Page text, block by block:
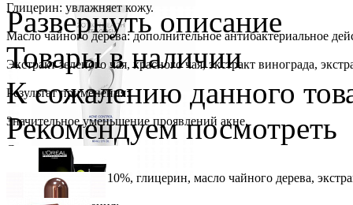
Глицерин: увлажняет кожу.
Масло чайного дерева: дополнительное антибактериальное
Экстракт зеленого чая, красного чая, экстракт винограда,
Результат применения:
Значительное уменьшение проявлений акне.
Состав продукта:
Бензоил пероксид 10%, глицерин, масло чайного дерева,
Развернуть описание
Товары в наличии
К сожалению данного
Рекомендуем посмотреть